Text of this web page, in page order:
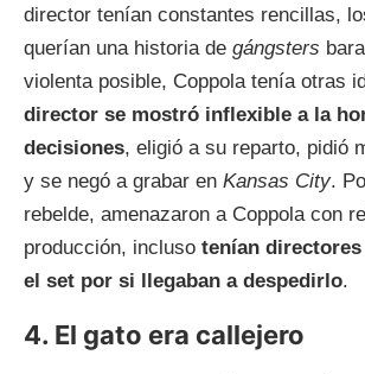
director tenían constantes rencillas,
querían una historia de gángsters
violenta posible, Coppola tenía otras
director se mostró inflexible a la
decisiones, eligió a su reparto, pidió
y se negó a grabar en Kansas City.
rebelde, amenazaron a Coppola con
producción, incluso tenían
el set por si llegaban a despedirlo.
4. El gato era callejero